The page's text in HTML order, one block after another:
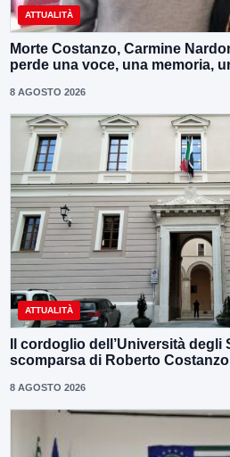
ATTUALITÀ
Morte Costanzo, Carmine
perde una voce, una memoria,
8 AGOSTO 2026
ATTUALITÀ
Il cordoglio dell’Università
scomparsa di Roberto Costanzo
8 AGOSTO 2026